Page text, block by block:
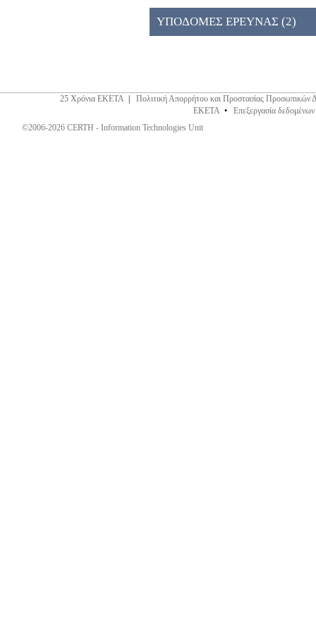
026ΚΕ (2)
ΥΠΟΔΟΜΕΣ ΕΡΕΥΝΑΣ (2)
25 Χρόνια ΕΚΕΤΑ
Πολιτική Απορρήτου και Προστασίας Προσωπικών
ΕΚΕΤΑ • Επεξεργασία
©2006-2026 CERTH - Information Technologies Unit